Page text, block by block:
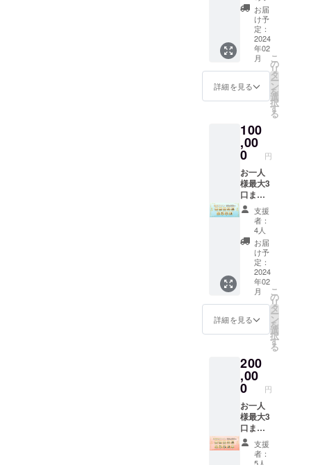
ただけ
ます。
ムー
ビーを
作成い
たしま
す。 ・
MV相談
配信参
加権
┗MV相
をお楽
しみい
ただけ
・アク
リルパ
ネルの
送付
（現
物）
┗MVで
使用す
るイラ
ストを
アクリ
ルパネ
ルにし
てお届
いお名
前」の
記載を
お願い
いたし
ます。
希望さ
れない
と記入
してい
ただく
と「ま
にゅー
ざーく
ん」呼
びにて
お礼
ムー
ビーを
作成い
たしま
す。 ・
MV相談
配信参
加権
┗MV相
しみい
ただけ
ます。
・ま
にゅぬ
いぐる
みの送
付（現
物） ┗
ン入り
サンク
スカー
ドの送
付（現
物） ・
お礼
ムー
ビーの
前呼び
あり/デ
ジタ
ル） ┗
支援時
に、備
考欄に
「読ん
でほし
いお名
前」の
記載を
お願い
いたし
ます。
希望さ
れない
場合は
「匿名
してい
ただく
と「ま
にゅー
ざーく
ん」呼
びにて
お礼
ムー
ビーを
お届
け予
定：
2024
年02
月
詳細を見る
こ
の
リ
タ
ー
ン
を
選
択
す
る
100
,00
0 円
お一人
様最大3
口まで
購入可
能 ・直
筆サイ
ン入り
サンク
スカー
ドの送
付（現
物） ・
お礼
ムー
ビーの
前呼び
あり/デ
ジタ
ル） ┗
支援時
に、備
考欄に
「読ん
でほし
いお名
支援
者：
4人
お届
け予
定：
2024
年02
月
詳細を見る
こ
の
リ
タ
ー
ン
を
選
択
す
る
200
,00
0 円
お一人
様最大3
口まで
購入可
能 ・直
筆サイ
支援
者：